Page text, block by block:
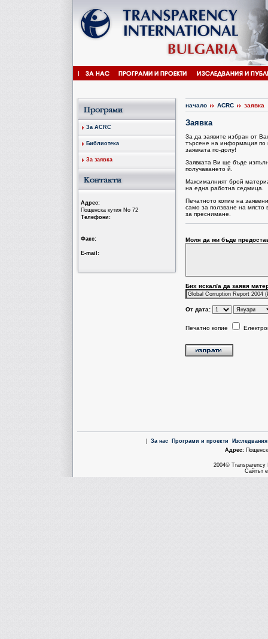
За ACRC
Библиотека
За заявка
Aдрес:
Пощенска кутия No 72
Tелефони:
Факс:
Е-mail:
начало ACRC заявка
Заявка
За да заявите избран от
търсене на информация по
заявката по-долу!
Заявката Ви ще бъде
получаването й.
Максималният брой
на една работна седмица.
Печатното копие на
само за ползване на място
за преснимане.
Моля да ми бъде
Бих искал/a да заявя
От дата:
Печатно копие
За нас Програми и проекти
Aдрес:
2004© Transparency
Сайтът